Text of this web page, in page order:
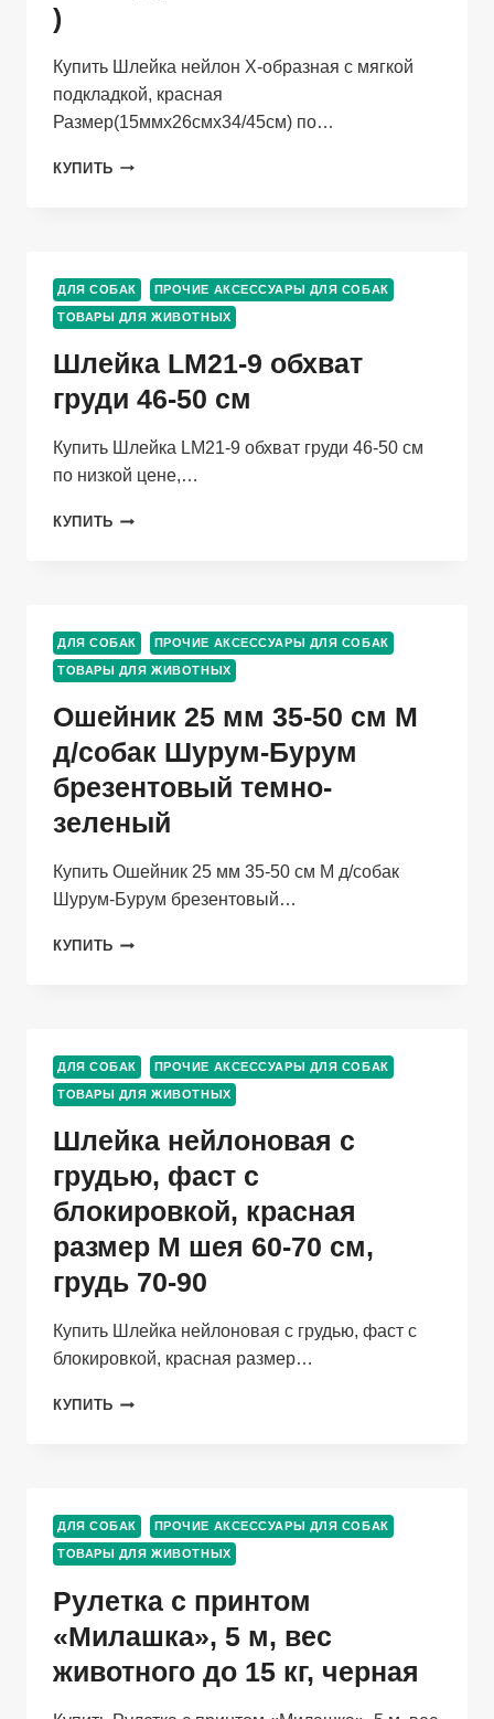
)
Купить Шлейка нейлон Х-образная с мягкой
подкладкой, красная
Размер(15ммх26смх34/45см) по…
КУПИТЬ ШЛЕЙКА
ПОДКЛАДКОЙ,
КРАСНАЯ
ДЛЯ СОБАК ПРОЧИЕ АКСЕССУАРЫ ДЛЯ СОБАК
ТОВАРЫ ДЛЯ ЖИВОТНЫХ
Шлейка LM21-9 обхват
груди 46-50 см
Купить Шлейка LM21-9 обхват груди 46-50 см
по низкой цене,…
КУПИТЬ ШЛЕЙКА
46-
50
СМ
ДЛЯ СОБАК ПРОЧИЕ АКСЕССУАРЫ ДЛЯ СОБАК
ТОВАРЫ ДЛЯ ЖИВОТНЫХ
Ошейник 25 мм 35-50 см M
д/собак Шурум-Бурум
брезентовый темно-
зеленый
Купить Ошейник 25 мм 35-50 см M д/собак
Шурум-Бурум брезентовый…
КУПИТЬ ОШЕЙНИК
СМ
M
Д/
ШУРУМ-
БРЕЗЕНТОВЫЙ
ТЕМНО-
ЗЕЛЕНЫЙ
ДЛЯ СОБАК ПРОЧИЕ АКСЕССУАРЫ ДЛЯ СОБАК
ТОВАРЫ ДЛЯ ЖИВОТНЫХ
Шлейка нейлоновая с
грудью, фаст с
блокировкой, красная
размер M шея 60-70 см,
грудь 70-90
Купить Шлейка нейлоновая с грудью, фаст с
блокировкой, красная размер…
КУПИТЬ ШЛЕЙКА
С
БЛОКИРОВКОЙ,
КРАСНАЯ
M
60-
70
ГРУДЬ
ДЛЯ СОБАК ПРОЧИЕ АКСЕССУАРЫ ДЛЯ СОБАК
ТОВАРЫ ДЛЯ ЖИВОТНЫХ
Рулетка с принтом
«Милашка», 5 м, вес
животного до 15 кг, черная